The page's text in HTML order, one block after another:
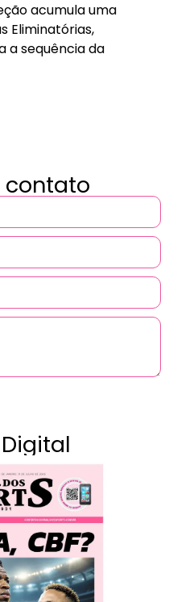
acumula uma
Eliminatórias,
a sequência da
contato